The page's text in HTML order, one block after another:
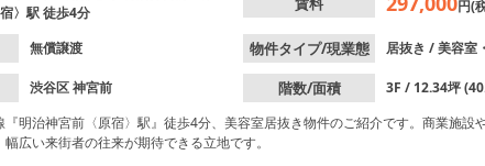
宿〉駅徒歩4分 円(
無償譲渡 物件タイプ/現業態 居抜き /美容室
渋谷区神宮前 階数/面積
3F / 12.34坪
明治神宮前〈原宿〉駅』徒歩4分、美容室居抜き物件のご紹介です。商業施設
広い来街者の往来が期待できる立地です。